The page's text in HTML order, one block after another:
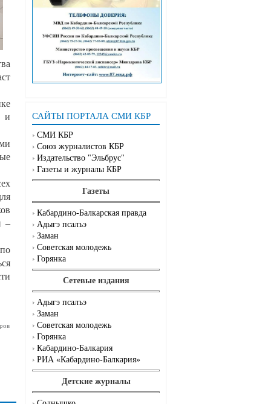
САЙТЫ ПОРТАЛА СМИ КБР
СМИ КБР
Союз журналистов КБР
Издательство "Эльбрус"
Газеты и журналы КБР
Газеты
Кабардино-Балкарская правда
Адыгэ псалъэ
Заман
Советская молодежь
Горянка
Сетевые издания
Адыгэ псалъэ
Заман
Советская молодежь
Горянка
Кабардино-Балкария
РИА «Кабардино-Балкария»
Детские журналы
и
–